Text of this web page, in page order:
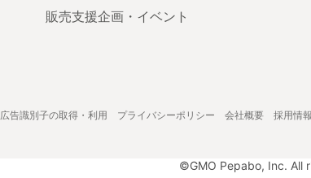
販売支援企画・イベント
広告識別子の取得・利用 プライバシーポリシー 会社概要 採用情報
©GMO Pepabo, Inc. All